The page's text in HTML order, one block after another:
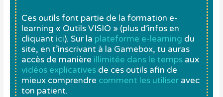
Ces outils font partie de la formation e-
learning « Outils VISIO » (plus d’infos en
cliquant ici). Sur la plateforme e-learning du
site, en t’inscrivant à la Gamebox, tu auras
accès de manière illimitée dans le tempsaux
vidéos explicativesde ces outils afin de
mieux comprendre comment les utiliser avec
ton patient.